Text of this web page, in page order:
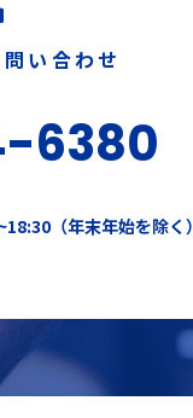
い合わせ
6380
（年末年始を除く）